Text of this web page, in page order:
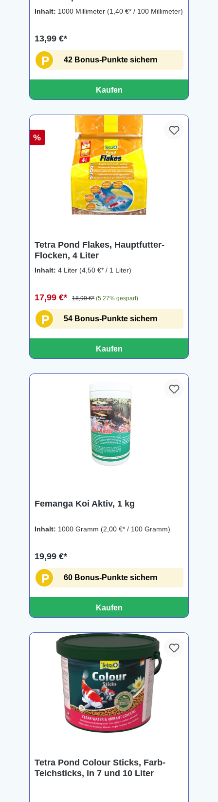
Inhalt: 1000 Millimeter (1,40 €* / 100 Millimeter)
13,99 €*
P 42 Bonus-Punkte sichern
Kaufen
%
Tetra Pond Flakes, Hauptfutter-
Flocken, 4 Liter
Inhalt: 4 Liter (4,50 €* / 1 Liter)
17,99 €* 18,99 €* (5.27% gespart)
P 54 Bonus-Punkte sichern
Kaufen
Femanga Koi Aktiv, 1 kg
Inhalt: 1000 Gramm (2,00 €* / 100 Gramm)
19,99 €*
P 60 Bonus-Punkte sichern
Kaufen
Tetra Pond Colour Sticks, Farb-
Teichsticks, in 7 und 10 Liter